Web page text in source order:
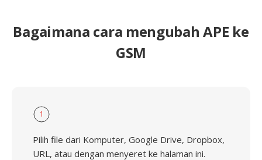
Bagaimana cara mengubah APE ke
GSM
1
Pilih file dari Komputer, Google Drive, Dropbox,
URL, atau dengan menyeret ke halaman ini.